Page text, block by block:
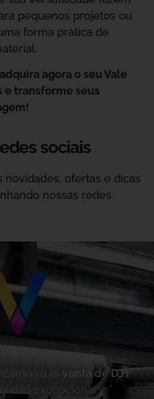
pequenos projetos ou
forma prática de
agora o seu Vale
e transforme seus
sociais
novidades, ofertas e dicas
nossas redes
a la
venta de DTF
excepcional y